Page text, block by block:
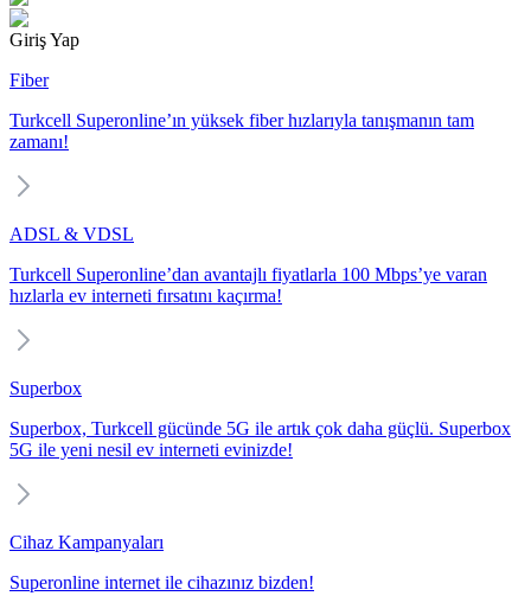
Giriş Yap
Fiber
Turkcell Superonline’ın yüksek fiber hızlarıyla tanışmanın tam
zamanı!
ADSL & VDSL
Turkcell Superonline’dan avantajlı fiyatlarla 100 Mbps’ye varan
hızlarla ev interneti fırsatını kaçırma!
Superbox
Superbox, Turkcell gücünde 5G ile artık çok daha güçlü. Superbox
5G ile yeni nesil ev interneti evinizde!
Cihaz Kampanyaları
Superonline internet ile cihazınız bizden!